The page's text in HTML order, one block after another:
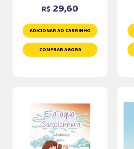
R$ 29,60
ADICIONAR AO CARRINHO
COMPRAR AGORA